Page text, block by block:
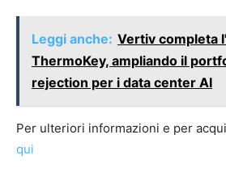
Leggi anche: Vertiv completa
ThermoKey, ampliando il
rejection per i data center AI
Per ulteriori informazioni e per
qui